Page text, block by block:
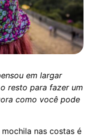
em largar
resto para fazer um
como você pode
nas costas é